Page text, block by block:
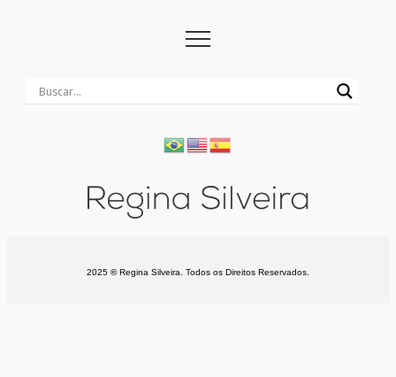
2025 ©Regina Silveira. Todos os Direitos Reservados.